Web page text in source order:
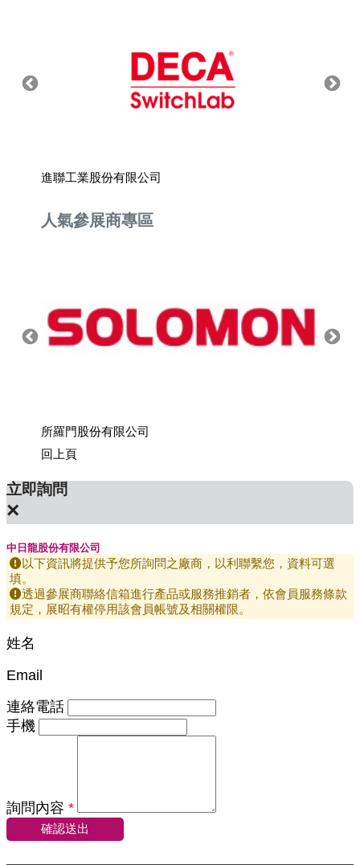
進聯工業股份有限公司
人氣參展商專區
所羅門股份有限公司
回上頁
立即詢問
×
中日龍股份有限公司
以下資訊將提供予您所詢問之廠商，以利聯繫您，資料可選
填。
透過參展商聯絡信箱進行產品或服務推銷者，依會員服務條款
規定，展昭有權停用該會員帳號及相關權限。
姓名
Email
連絡電話
手機
詢問內容 *
確認送出